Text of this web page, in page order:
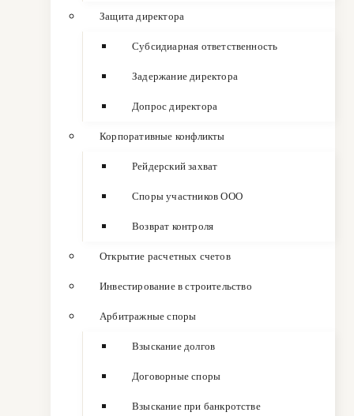
Защита директора
Субсидиарная ответственность
Задержание директора
Допрос директора
Корпоративные конфликты
Рейдерский захват
Споры участников ООО
Возврат контроля
Открытие расчетных счетов
Инвестирование в строительство
Арбитражные споры
Взыскание долгов
Договорные споры
Взыскание при банкротстве